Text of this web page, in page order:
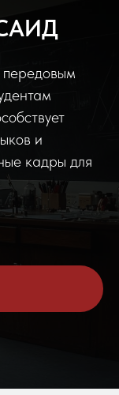
и
кадры для